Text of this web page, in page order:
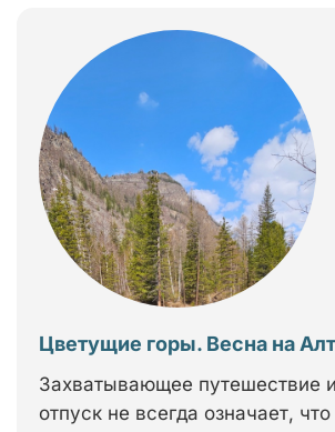
Цветущие горы. Весна на
Захватывающее путешествие
отпуск не всегда означает,